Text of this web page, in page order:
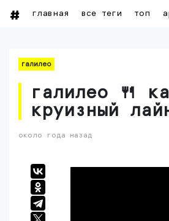
главная все теги топ
галилео
галилео 🍴
круизный
около года назад